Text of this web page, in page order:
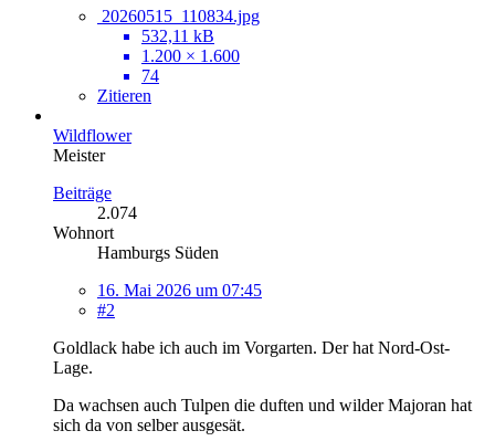
20260515_110834.jpg
532,11 kB
1.200 × 1.600
74
Zitieren
Wildflower
Meister
Beiträge
2.074
Wohnort
Hamburgs Süden
16. Mai 2026 um 07:45
#2
Goldlack habe ich auch im Vorgarten. Der hat Nord-Ost-
Lage.
Da wachsen auch Tulpen die duften und wilder Majoran hat
sich da von selber ausgesät.